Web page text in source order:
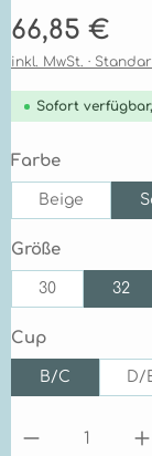
Regulärer Preis:
66,85 €
inkl. MwSt. ·
Sofort
Farbeauswählen
Beige
Größeauswählen
30 32
Cupauswählen
B/C D/
Produkt